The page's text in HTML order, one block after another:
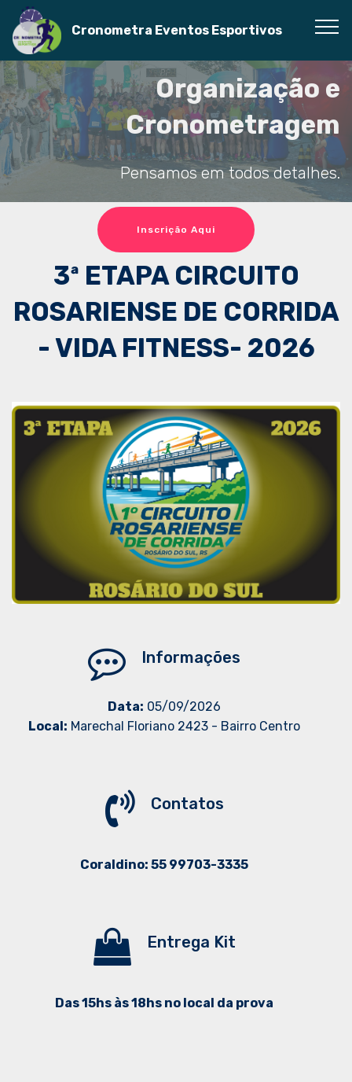
Cronometra Eventos Esportivos
Organização e
Cronometragem
Pensamos em todos detalhes.
Inscrição Aqui
3ª ETAPA CIRCUITO
ROSARIENSE DE CORRIDA
- VIDA FITNESS- 2026
Informações
Data: 05/09/2026
Local: Marechal Floriano 2423 - Bairro Centro
Contatos
Coraldino: 55 99703-3335
Entrega Kit
Das 15hs às 18hs no local da prova